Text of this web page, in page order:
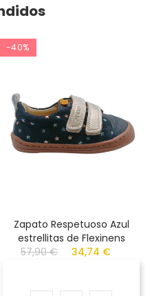
-40%
Zapato Respetuoso Azul
estrellitas de Flexinens
57,90 €
34,74 €